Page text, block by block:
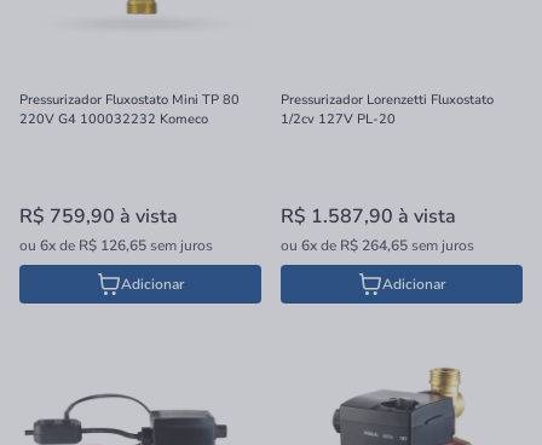
Pressurizador Fluxostato Mini TP 80
220V G4 100032232 Komeco
R$ 759,90 à vista
ou 6xde R$ 126,65sem juros
Adicionar
Pressurizador Lorenzetti Fluxostato
1/2cv 127V PL-20
R$ 1.587,90 à vista
ou 6xde R$ 264,65sem juros
Adicionar